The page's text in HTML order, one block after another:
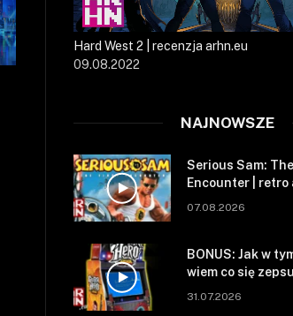
Hard West 2 | recenzja arhn.eu
09.08.2022
NAJNOWSZE
Serious Sam:
Encounter | retro
07.08.2026
BONUS: Jak w
wiem co się
31.07.2026